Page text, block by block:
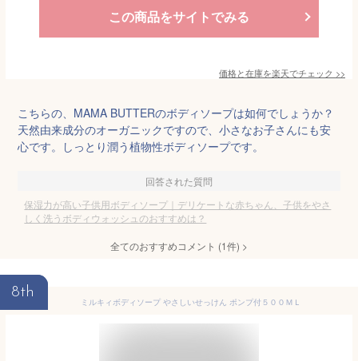
この商品をサイトでみる
価格と在庫を楽天でチェック >>
こちらの、MAMA BUTTERのボディソープは如何でしょうか？
天然由来成分のオーガニックですので、小さなお子さんにも安
心です。しっとり潤う植物性ボディソープです。
回答された質問
保湿力が高い子供用ボディソープ｜デリケートな赤ちゃん、子供をやさ
しく洗うボディウォッシュのおすすめは？
全てのおすすめコメント (1件) >
8th
ミルキィボディソープ やさしいせっけん ポンプ付５００ＭＬ